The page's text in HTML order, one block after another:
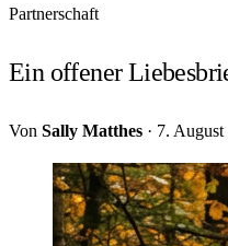
Partnerschaft
Ein offener
Von Sally Matthes · 7. August